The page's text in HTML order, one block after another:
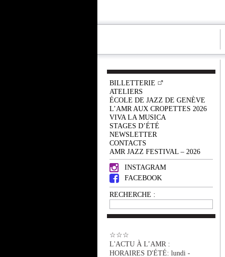
BILLETTERIE
ATELIERS
ÉCOLE DE JAZZ DE GENÈVE
L’AMR AUX CROPETTES 2026
VIVA LA MUSICA
STAGES D’ÉTÉ
NEWSLETTER
CONTACTS
AMR JAZZ FESTIVAL – 2026
INSTAGRAM
FACEBOOK
RECHERCHE :
☆☆☆
L'ACTU À L’AMR :
HORAIRES D'ÉTÉ: lundi -